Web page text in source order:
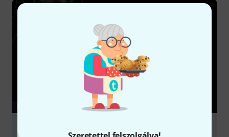
KALAUZ